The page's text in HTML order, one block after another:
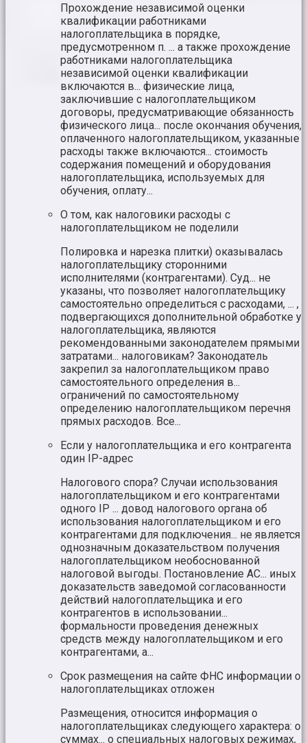
Прохождение независимой оценки
квалификации работниками
налогоплательщика в порядке,
предусмотренном п. ... а также прохождение
работниками налогоплательщика
независимой оценки квалификации
включаются в... физические лица,
заключившие с налогоплательщиком
договоры, предусматривающие обязанность
физического лица... после окончания обучения,
оплаченного налогоплательщиком, указанные
расходы также включаются... стоимость
содержания помещений и оборудования
налогоплательщика, используемых для
обучения, оплату...
О том, как налоговики расходы с
налогоплательщиком не поделили
Полировка и нарезка плитки) оказывалась
налогоплательщику сторонними
исполнителями (контрагентами). Суд... не
указаны, что позволяет налогоплательщику
самостоятельно определиться с расходами, ... ,
подвергающихся дополнительной обработке у
налогоплательщика, являются
рекомендованными законодателем прямыми
затратами... налоговикам? Законодатель
закрепил за налогоплательщиком право
самостоятельного определения в...
ограничений по самостоятельному
определению налогоплательщиком перечня
прямых расходов. Все...
Если у налогоплательщика и его контрагента
один IP-адрес
Налогового спора? Случаи использования
налогоплательщиком и его контрагентами
одного IP ... довод налогового органа об
использования налогоплательщиком и его
контрагентами для подключения... не является
однозначным доказательством получения
налогоплательщиком необоснованной
налоговой выгоды. Постановление АС... иных
доказательств заведомой согласованности
действий налогоплательщика и его
контрагентов в использовании...
формальности проведения денежных
средств между налогоплательщиком и его
контрагентами, а...
Срок размещения на сайте ФНС информации о
налогоплательщиках отложен
Размещения, относится информация о
налогоплательщиках следующего характера: о
суммах... о специальных налоговых режимах,